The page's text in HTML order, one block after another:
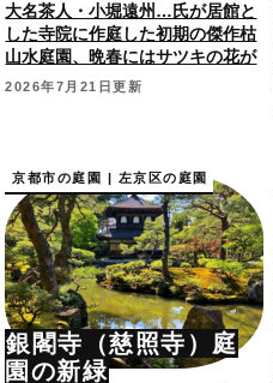
大名茶人・小堀遠州…氏が居館と
した寺院に作庭した初期の傑作枯
山水庭園、晩春にはサツキの花が
咲き誇る名所。国指定名勝。
2026年7月21日更新
京都市の庭園 | 左京区の庭園
銀閣寺（慈照寺）庭
園の新緑